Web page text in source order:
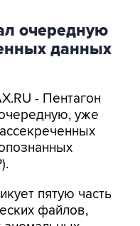
очередную
данных
- Пентагон
уже
пятую часть
файлов,